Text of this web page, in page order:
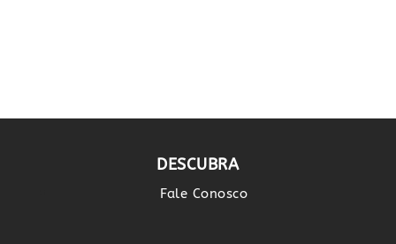
DESCUBRA
Fale Conosco